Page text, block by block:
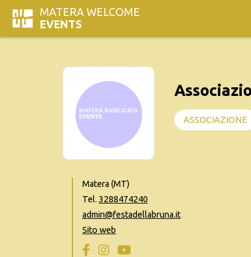
MATERA WELCOME
EVENTS
ASSOCIAZIONE
Matera (MT)
Tel. 3288474240
admin@festadellabruna.it
Sito web